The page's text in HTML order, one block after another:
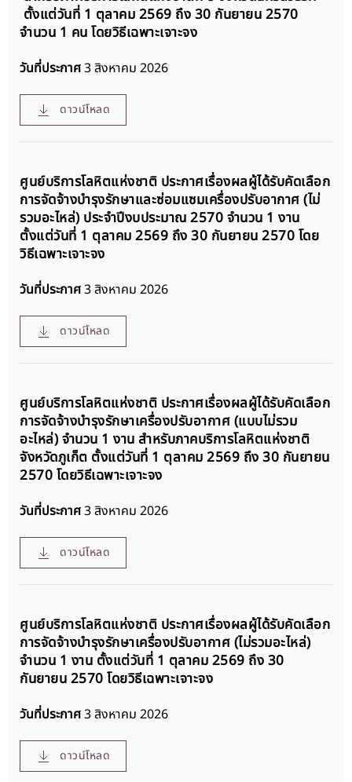
ตั้งแต่วันที่ 1 ตุลาคม 2569 ถึง 30 กันยายน 2570
จำนวน 1 คน โดยวิธีเฉพาะเจาะจง
วันที่ประกาศ3 สิงหาคม 2026
ดาวน์โหลด
ศูนย์บริการโลหิตแห่งชาติ ประกาศเรื่องผลผู้ได้รับคัดเลือก
การจัดจ้างบำรุงรักษาและซ่อมแซมเครื่องปรับอากาศ (ไม่
รวมอะไหล่) ประจำปีงบประมาณ 2570 จำนวน 1 งาน
ตั้งแต่วันที่ 1 ตุลาคม 2569 ถึง 30 กันยายน 2570 โดย
วิธีเฉพาะเจาะจง
วันที่ประกาศ3 สิงหาคม 2026
ดาวน์โหลด
ศูนย์บริการโลหิตแห่งชาติ ประกาศเรื่องผลผู้ได้รับคัดเลือก
การจัดจ้างบำรุงรักษาเครื่องปรับอากาศ (แบบไม่รวม
อะไหล่) จำนวน 1 งาน สำหรับภาคบริการโลหิตแห่งชาติ
จังหวัดภูเก็ต ตั้งแต่วันที่ 1 ตุลาคม 2569 ถึง 30 กันยายน
2570 โดยวิธีเฉพาะเจาะจง
วันที่ประกาศ3 สิงหาคม 2026
ดาวน์โหลด
ศูนย์บริการโลหิตแห่งชาติ ประกาศเรื่องผลผู้ได้รับคัดเลือก
การจัดจ้างบำรุงรักษาเครื่องปรับอากาศ (ไม่รวมอะไหล่)
จำนวน 1 งาน ตั้งแต่วันที่ 1 ตุลาคม 2569 ถึง 30
กันยายน 2570 โดยวิธีเฉพาะเจาะจง
วันที่ประกาศ3 สิงหาคม 2026
ดาวน์โหลด